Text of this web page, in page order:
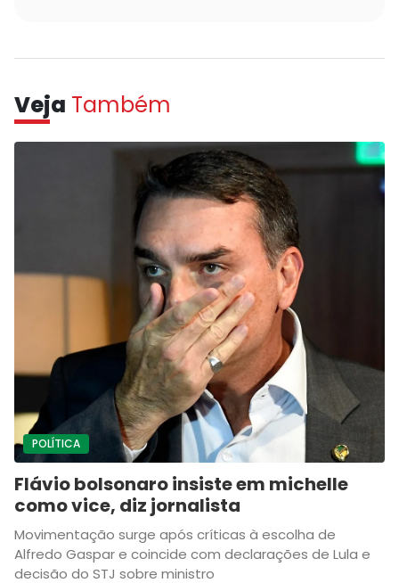
Veja Também
POLÍTICA
Flávio bolsonaro insiste em michelle
como vice, diz jornalista
Movimentação surge após críticas à escolha de
Alfredo Gaspar e coincide com declarações de Lula e
decisão do STJ sobre ministro